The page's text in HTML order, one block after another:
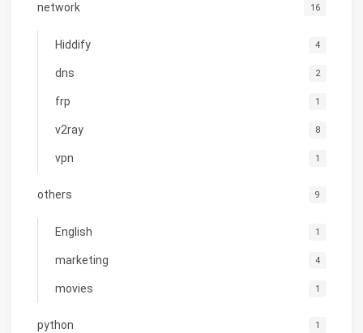
network 16
Hiddify 4
dns 2
frp 1
v2ray 8
vpn 1
others 9
English 1
marketing 4
movies 1
python 1